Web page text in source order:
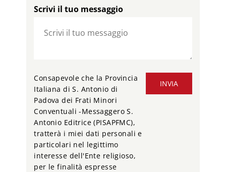
Scrivi il tuo messaggio
INVIA
Consapevole che la Provincia
Italiana di S. Antonio di
Padova dei Frati Minori
Conventuali -Messaggero S.
Antonio Editrice (PISAPFMC),
tratterà i miei dati personali e
particolari nel legittimo
interesse dell'Ente religioso,
per le finalità espresse